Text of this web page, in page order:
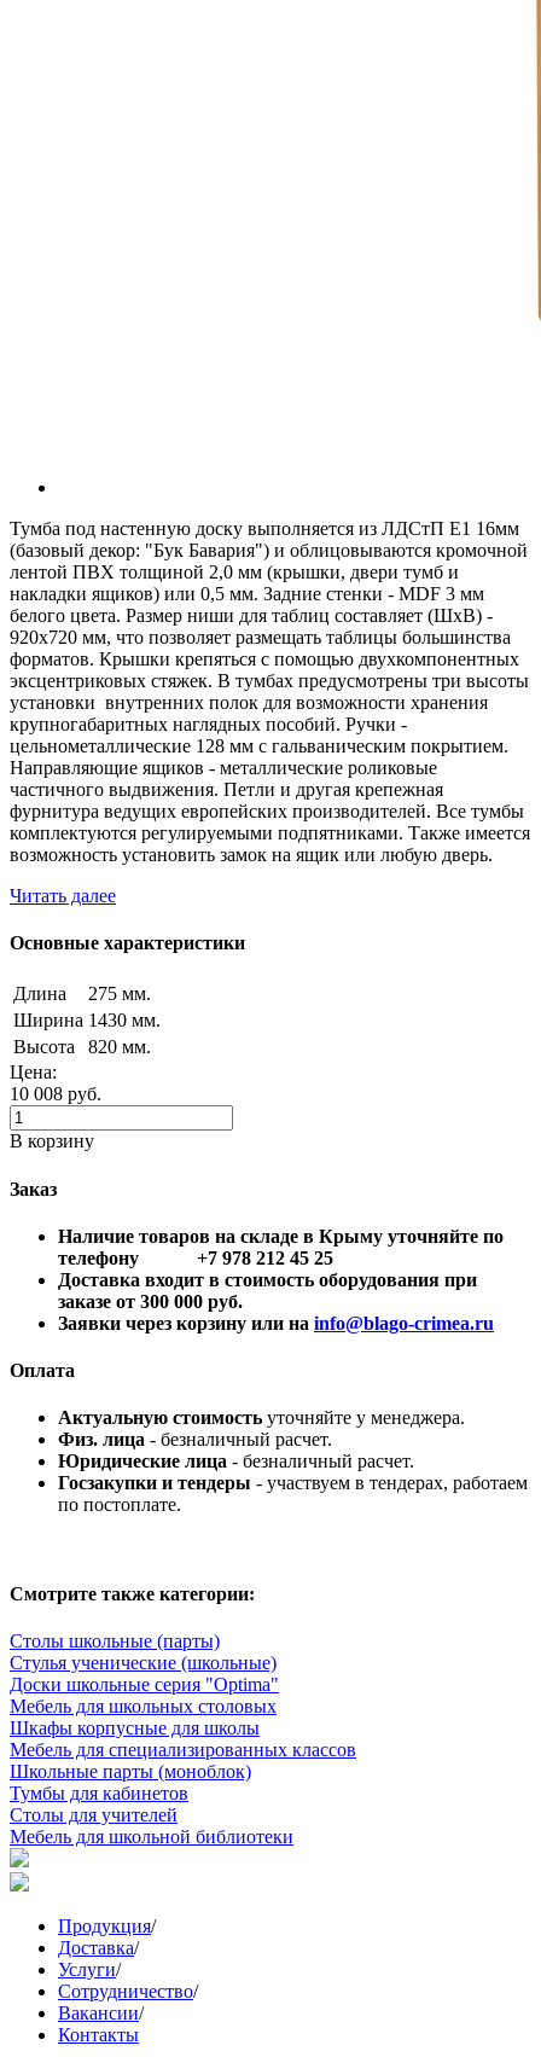
Тумба под настенную доску выполняется из ЛДСтП Е1 16мм
(базовый декор: "Бук Бавария") и облицовываются кромочной
лентой ПВХ толщиной 2,0 мм (крышки, двери тумб и
накладки ящиков) или 0,5 мм. Задние стенки - MDF 3 мм
белого цвета. Размер ниши для таблиц составляет (ШхВ) -
920х720 мм, что позволяет размещать таблицы большинства
форматов. Крышки крепяться с помощью двухкомпонентных
эксцентриковых стяжек. В тумбах предусмотрены три высоты
установки внутренних полок для возможности хранения
крупногабаритных наглядных пособий. Ручки -
цельнометаллические 128 мм с гальваническим покрытием.
Направляющие ящиков - металлические роликовые
частичного выдвижения. Петли и другая крепежная
фурнитура ведущих европейских производителей. Все тумбы
комплектуются регулируемыми подпятниками. Также имеется
возможность установить замок на ящик или любую дверь.
Читать далее
Основные характеристики
Длина
275 мм.
Ширина 1430 мм.
Высота
820 мм.
Цена:
10 008 руб.
В корзину
Заказ
Наличие товаров на складе в Крыму уточняйте по
телефону +7 978 212 45 25
Доставка входит в стоимость оборудования при
заказе от 300 000 руб.
Заявки через корзину или на info@blago-crimea.ru
Оплата
Актуальную стоимость уточняйте у менеджера.
Физ. лица - безналичный расчет.
Юридические лица - безналичный расчет.
Госзакупки и тендеры - участвуем в тендерах, работаем
по постоплате.
Смотрите также категории:
Столы школьные (парты)
Стулья ученические (школьные)
Доски школьные серия "Optima"
Мебель для школьных столовых
Шкафы корпусные для школы
Мебель для специализированных классов
Школьные парты (моноблок)
Тумбы для кабинетов
Столы для учителей
Мебель для школьной библиотеки
Продукция/
Доставка/
Услуги/
Сотрудничество/
Вакансии/
Контакты